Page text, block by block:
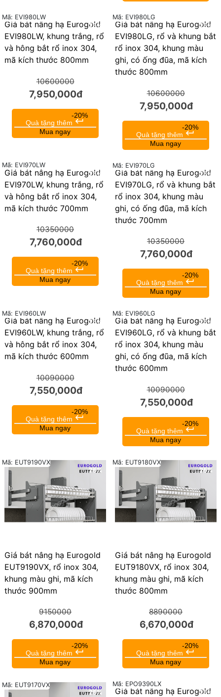
25%
Giá bát nâng hạ Eurogold
EVI980LW, khung trắng, rổ
và hông bắt rổ inox 304,
mã kích thước 800mm
Mã: EVI980LW
10600000
7,950,000đ
-20%
Quà tặng thêm keyboard_return
Mua ngay
25%
Giá bát nâng hạ Eurogold
EVI980LG, rổ và khung bắt
rổ inox 304, khung màu
ghi, có ống đũa, mã kích
thước 800mm
Mã: EVI980LG
10600000
7,950,000đ
-20%
Quà tặng thêm keyboard_return
Mua ngay
25%
Giá bát nâng hạ Eurogold
EVI970LW, khung trắng, rổ
và hông bắt rổ inox 304,
mã kích thước 700mm
Mã: EVI970LW
10350000
7,760,000đ
-20%
Quà tặng thêm keyboard_return
Mua ngay
25%
Giá bát nâng hạ Eurogold
EVI970LG, rổ và khung bắt
rổ inox 304, khung màu
ghi, có ống đũa, mã kích
thước 700mm
Mã: EVI970LG
10350000
7,760,000đ
-20%
Quà tặng thêm keyboard_return
Mua ngay
25%
Giá bát nâng hạ Eurogold
EVI960LW, khung trắng, rổ
và hông bắt rổ inox 304,
mã kích thước 600mm
Mã: EVI960LW
10090000
7,550,000đ
-20%
Quà tặng thêm keyboard_return
Mua ngay
25%
Giá bát nâng hạ Eurogold
EVI960LG, rổ và khung bắt
rổ inox 304, khung màu
ghi, có ống đũa, mã kích
thước 600mm
Mã: EVI960LG
10090000
7,550,000đ
-20%
Quà tặng thêm keyboard_return
Mua ngay
25%
Giá bát nâng hạ Eurogold
EUT9190VX, rổ inox 304,
khung màu ghi, mã kích
thước 900mm
Mã: EUT9190VX
9150000
6,870,000đ
-20%
Quà tặng thêm keyboard_return
Mua ngay
25%
Giá bát nâng hạ Eurogold
EUT9180VX, rổ inox 304,
khung màu ghi, mã kích
thước 800mm
Mã: EUT9180VX
8890000
6,670,000đ
-20%
Quà tặng thêm keyboard_return
Mua ngay
25%
Mã: EUT9170VX
25%
Giá bát nâng hạ Eurogold
Mã: EPO9390LX